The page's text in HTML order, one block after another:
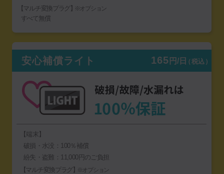
【マルチ変換プラグ】※オプション
すべて無償
安心補償ライト 165 円/日（税込）
【端末】
破損・水没：100％補償
紛失・盗難：11,000円のご負担
【マルチ変換プラグ】※オプション